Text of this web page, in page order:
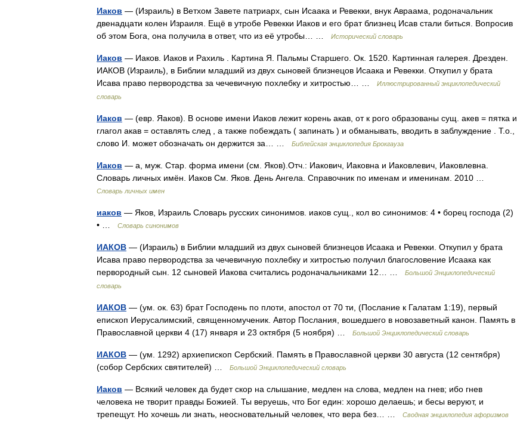
Иаков — (Израиль) в Ветхом Завете патриарх, сын Исаака и Ревекки, внук Авраама, родоначальник
двенадцати колен Израиля. Ещё в утробе Ревекки Иаков и его брат близнец Исав стали биться. Вопросив
об этом Бога, она получила в ответ, что из её утробы… …
Исторический словарь
Иаков — Иаков. Иаков и Рахиль . Картина Я. Пальмы Старшего. Ок. 1520. Картинная галерея. Дрезден.
ИАКОВ (Израиль), в Библии младший из двух сыновей близнецов Исаака и Ревекки. Откупил у брата
Исава право первородства за чечевичную похлебку и хитростью… …
Иллюстрированный энциклопедический
словарь
Иаков — (евр. Яаков). В основе имени Иаков лежит корень акав, от к рого образованы сущ. акев = пятка и
глагол акав = оставлять след , а также побеждать ( запинать ) и обманывать, вводить в заблуждение . Т.о.,
слово И. может обозначать он держится за… …
Библейская энциклопедия Брокгауза
Иаков — а, муж. Стар. форма имени (см. Яков).Отч.: Иакович, Иаковна и Иаковлевич, Иаковлевна.
Словарь личных имён. Иаков См. Яков. День Ангела. Справочник по именам и именинам. 2010 …
Словарь личных имен
иаков — Яков, Израиль Словарь русских синонимов. иаков сущ., кол во синонимов: 4 • борец господа (2)
• …
Словарь синонимов
ИАКОВ — (Израиль) в Библии младший из двух сыновей близнецов Исаака и Ревекки. Откупил у брата
Исава право первородства за чечевичную похлебку и хитростью получил благословение Исаака как
первородный сын. 12 сыновей Иакова считались родоначальниками 12… …
Большой Энциклопедический
словарь
ИАКОВ — (ум. ок. 63) брат Господень по плоти, апостол от 70 ти, (Послание к Галатам 1:19), первый
епископ Иерусалимский, священномученик. Автор Послания, вошедшего в новозаветный канон. Память в
Православной церкви 4 (17) января и 23 октября (5 ноября) …
Большой Энциклопедический словарь
ИАКОВ — (ум. 1292) архиепископ Сербский. Память в Православной церкви 30 августа (12 сентября)
(собор Сербских святителей) …
Большой Энциклопедический словарь
Иаков — Всякий человек да будет скор на слышание, медлен на слова, медлен на гнев; ибо гнев
человека не творит правды Божией. Ты веруешь, что Бог един: хорошо делаешь; и бесы веруют, и
трепещут. Но хочешь ли знать, неосновательный человек, что вера без… …
Сводная энциклопедия афоризмов